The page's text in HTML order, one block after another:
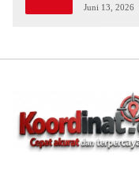
Juni 13, 2026